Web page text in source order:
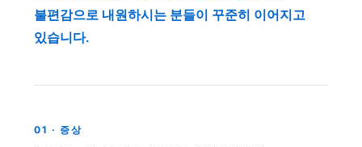
불편감으로 내원하시는 분들이 꾸준히 이어지고
있습니다.
01 · 증상